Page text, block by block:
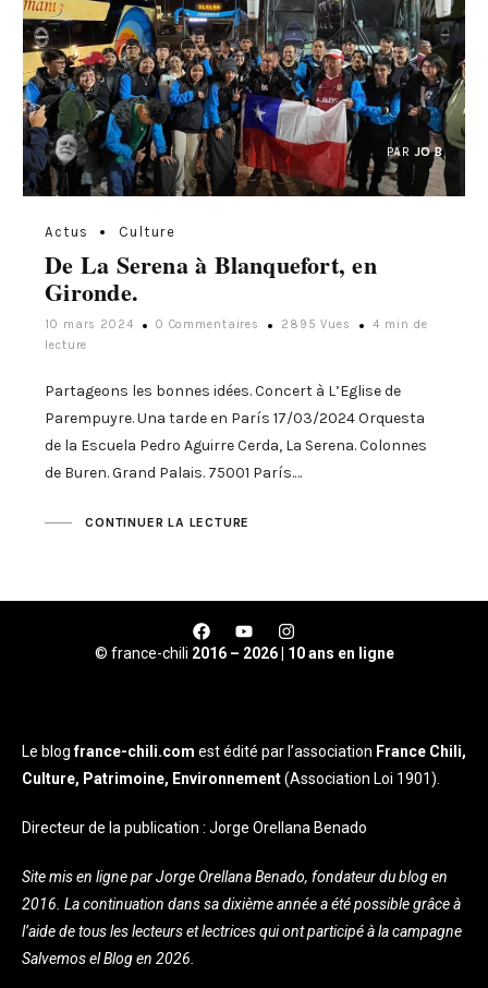
PAR JO B
Actus Culture
De La Serena à Blanquefort, en
Gironde.
10 mars 2024 0 Commentaires 2895 Vues
4 min de
lecture
Partageons les bonnes idées. Concert à L’Eglise de
Parempuyre. Una tarde en París 17/03/2024 Orquesta
de la Escuela Pedro Aguirre Cerda, La Serena. Colonnes
de Buren. Grand Palais. 75001 París.…
CONTINUER LA LECTURE
© france-chili 2016 – 2026 | 10 ans en ligne
Le blogfrance-chili.com est édité par l’association France Chili,
Culture, Patrimoine, Environnement(Association Loi 1901).
Directeur de la publication : Jorge Orellana Benado
Site mis en ligne par Jorge Orellana Benado, fondateur du blog en
2016. La continuation dans sa dixième année a été possible grâce à
l’aide de tous les lecteurs et lectrices qui ont participé à la campagne
Salvemos el Blog en 2026.